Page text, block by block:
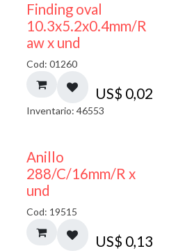
Finding oval
10.3x5.2x0.4mm/R
aw x und
Cod: 01260
US$ 0,02
Inventario: 46553
Anillo
288/C/16mm/R x
und
Cod: 19515
US$ 0,13